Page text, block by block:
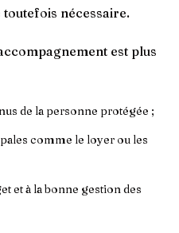
nécessaire.
est plus
de la personne protégée ;
comme le loyer ou les
et à la bonne gestion des